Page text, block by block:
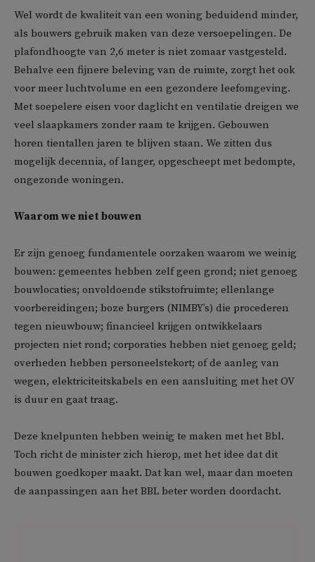
Wel wordt de kwaliteit van een woning beduidend minder,
als bouwers gebruik maken van deze versoepelingen. De
plafondhoogte van 2,6 meter is niet zomaar vastgesteld.
Behalve een fijnere beleving van de ruimte, zorgt het ook
voor meer luchtvolume en een gezondere leefomgeving.
Met soepelere eisen voor daglicht en ventilatie dreigen we
veel slaapkamers zonder raam te krijgen. Gebouwen
horen tientallen jaren te blijven staan. We zitten dus
mogelijk decennia, of langer, opgescheept met bedompte,
ongezonde woningen.
Waarom we niet bouwen
Er zijn genoeg fundamentele oorzaken waarom we weinig
bouwen: gemeentes hebben zelf geen grond; niet genoeg
bouwlocaties; onvoldoende stikstofruimte; ellenlange
voorbereidingen; boze burgers (NIMBY’s) die procederen
tegen nieuwbouw; financieel krijgen ontwikkelaars
projecten niet rond; corporaties hebben niet genoeg geld;
overheden hebben personeelstekort; of de aanleg van
wegen, elektriciteitskabels en een aansluiting met het OV
is duur en gaat traag.
Deze knelpunten hebben weinig te maken met het Bbl.
Toch richt de minister zich hierop, met het idee dat dit
bouwen goedkoper maakt. Dat kan wel, maar dan moeten
de aanpassingen aan het BBL beter worden doordacht.